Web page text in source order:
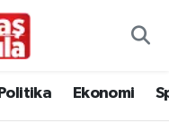
Politika Ekonomi